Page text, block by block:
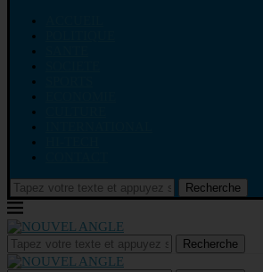
Recherche
Recherche